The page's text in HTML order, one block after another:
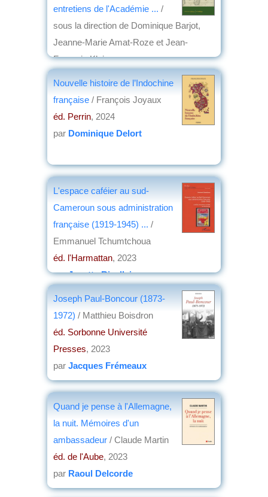
entretiens de l'Académie ... /
sous la direction de Dominique Barjot,
Jeanne-Marie Amat-Roze et Jean-
François Klein
, 2024
Nouvelle histoire de l’Indochine
française / François Joyaux
éd. Perrin, 2024
par Dominique Delort
L'espace caféier au sud-
Cameroun sous administration
française (1919-1945) ... /
Emmanuel Tchumtchoua
éd. l'Harmattan, 2023
parJosette Rivallain
Joseph Paul-Boncour (1873-
1972) / Matthieu Boisdron
éd. Sorbonne Université
Presses, 2023
par Jacques Frémeaux
Quand je pense à l'Allemagne,
la nuit. Mémoires d'un
ambassadeur / Claude Martin
éd. de l'Aube, 2023
par Raoul Delcorde